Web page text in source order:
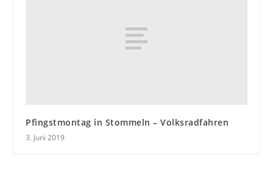
Pfingstmontag in Stommeln – Volksradfahren
3. Juni 2019